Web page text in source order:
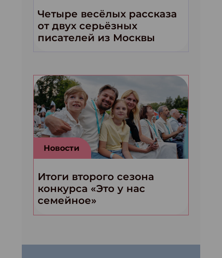
Четыре весёлых рассказа
от двух серьёзных
писателей из Москвы
Новости
Итоги второго сезона
конкурса «Это у нас
семейное»